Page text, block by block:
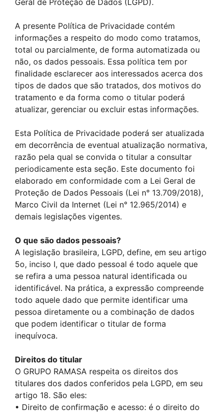
Geral de Proteção de Dados (LGPD).
A presente Política de Privacidade contém
informações a respeito do modo como tratamos,
total ou parcialmente, de forma automatizada ou
não, os dados pessoais. Essa política tem por
finalidade esclarecer aos interessados acerca dos
tipos de dados que são tratados, dos motivos do
tratamento e da forma como o titular poderá
atualizar, gerenciar ou excluir estas informações.
Esta Política de Privacidade poderá ser atualizada
em decorrência de eventual atualização normativa,
razão pela qual se convida o titular a consultar
periodicamente esta seção. Este documento foi
elaborado em conformidade com a Lei Geral de
Proteção de Dados Pessoais (Lei n° 13.709/2018),
Marco Civil da Internet (Lei n° 12.965/2014) e
demais legislações vigentes.
O que são dados pessoais?
A legislação brasileira, LGPD, define, em seu artigo
5o, inciso I, que dado pessoal é todo aquele que
se refira a uma pessoa natural identificada ou
identificável. Na prática, a expressão compreende
todo aquele dado que permite identificar uma
pessoa diretamente ou a combinação de dados
que podem identificar o titular de forma
inequívoca.
Direitos do titular
O GRUPO RAMASA respeita os direitos dos
titulares dos dados conferidos pela LGPD, em seu
artigo 18. São eles:
• Direito de confirmação e acesso: é o direito do